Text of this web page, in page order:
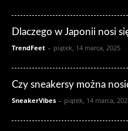
Dlaczego w Japonii nosi
TrendFeet - piątek, 14 marca, 2025
Czy sneakersy można
SneakerVibes - piątek, 14 marca,